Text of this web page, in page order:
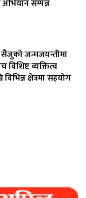
सम्पन्न
जन्मजयन्तीमा
विशिष्ट व्यक्तित्व
क्षेत्रमा सहयोग